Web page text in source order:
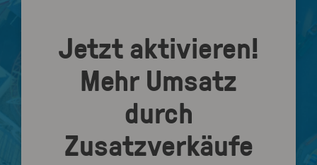
Jetzt aktivieren!
Mehr Umsatz
durch
Zusatzverkäufe